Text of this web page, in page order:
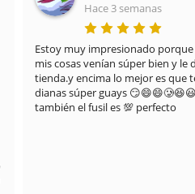
Hace 3 meses
Destacar no sólo la calidad de la
que también el embalaje y el
piruleta. La recomiendo 100%